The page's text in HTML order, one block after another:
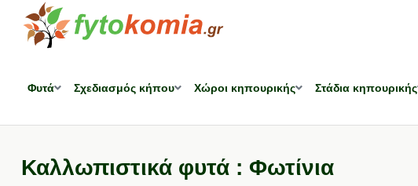
Φυτά Σχεδιασμός κήπου Χώροι κηπουρικής Στάδια κηπουρικής
Καλλωπιστικά φυτά : Φωτίνια